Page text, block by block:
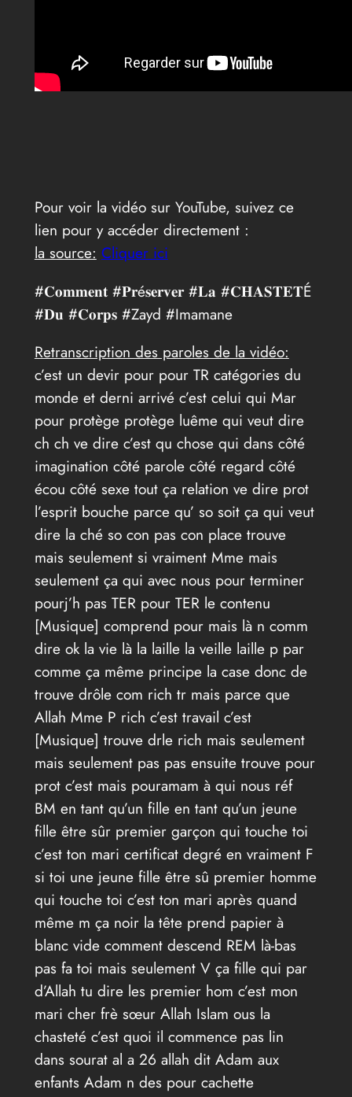
Pour voir la vidéo sur YouTube, suivez ce
lien pour y accéder directement :
la source: Cliquer ici
#𝐂𝐨𝐦𝐦𝐞𝐧𝐭 #𝐏𝐫é𝐬𝐞𝐫𝐯𝐞𝐫 #𝐋𝐚 #𝐂𝐇𝐀𝐒𝐓𝐄𝐓É
#𝐃𝐮 #𝐂𝐨𝐫𝐩𝐬 #Zayd #Imamane
Retranscription des paroles de la vidéo:
c’est un devir pour pour TR catégories du
monde et derni arrivé c’est celui qui Mar
pour protège protège luême qui veut dire
ch ch ve dire c’est qu chose qui dans côté
imagination côté parole côté regard côté
écou côté sexe tout ça relation ve dire prot
l’esprit bouche parce qu’ so soit ça qui veut
dire la ché so con pas con place trouve
mais seulement si vraiment Mme mais
seulement ça qui avec nous pour terminer
pourj’h pas TER pour TER le contenu
[Musique] comprend pour mais là n comm
dire ok la vie là la laille la veille laille p par
comme ça même principe la case donc de
trouve drôle com rich tr mais parce que
Allah Mme P rich c’est travail c’est
[Musique] trouve drle rich mais seulement
mais seulement pas pas ensuite trouve pour
prot c’est mais pouramam à qui nous réf
BM en tant qu’un fille en tant qu’un jeune
fille être sûr premier garçon qui touche toi
c’est ton mari certificat degré en vraiment F
si toi une jeune fille être sû premier homme
qui touche toi c’est ton mari après quand
même m ça noir la tête prend papier à
blanc vide comment descend REM là-bas
pas fa toi mais seulement V ça fille qui par
d’Allah tu dire les premier hom c’est mon
mari cher frè sœur Allah Islam ous la
chasteté c’est quoi il commence pas lin
dans sourat al a 26 allah dit Adam aux
enfants Adam n des pour cachette